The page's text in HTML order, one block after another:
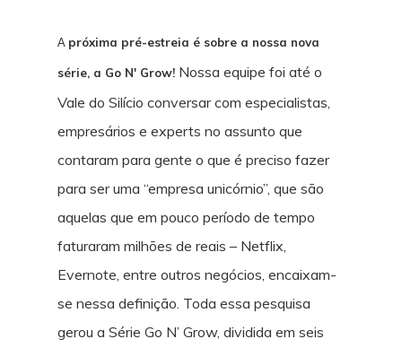
A próxima pré-estreia é sobre a nossa nova
série, a Go N' Grow! Nossa equipe foi até o
Vale do Silício conversar com especialistas,
empresários e experts no assunto que
contaram para gente o que é preciso fazer
para ser uma “empresa unicórnio”, que são
aquelas que em pouco período de tempo
faturaram milhões de reais – Netflix,
Evernote, entre outros negócios, encaixam-
se nessa definição. Toda essa pesquisa
gerou a Série Go N’ Grow, dividida em seis